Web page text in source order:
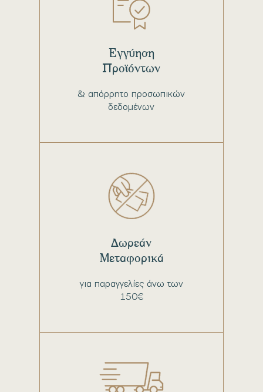
& απόρρητο προσωπικών
δεδομένων
Εγγύηση
Προϊόντων
για παραγγελίες άνω των
150€
Δωρεάν
Μεταφορικά